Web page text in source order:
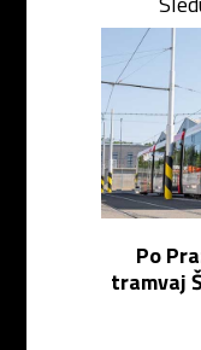
Po
tramvaj